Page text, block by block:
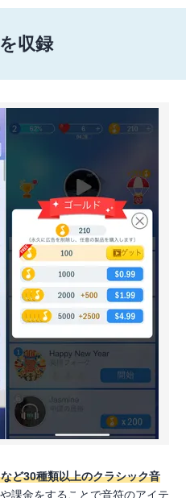
収録
ど30種類以上のクラシック音
課金をすることで音符のアイテ